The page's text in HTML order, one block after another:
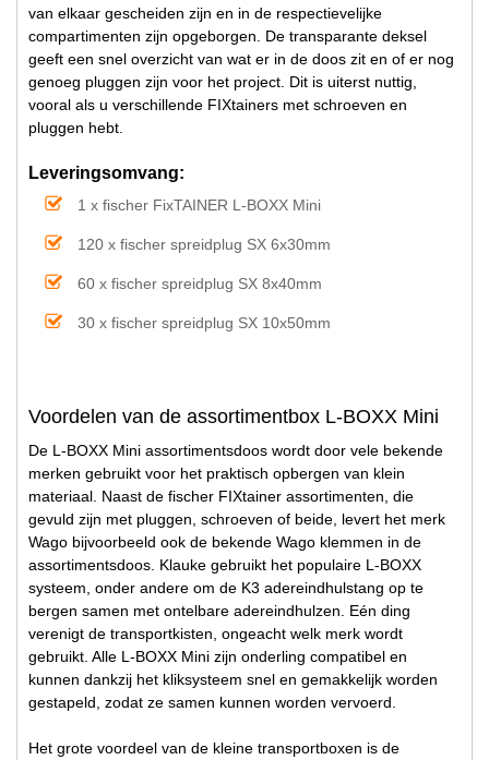
van elkaar gescheiden zijn en in de respectievelijke
compartimenten zijn opgeborgen. De transparante deksel
geeft een snel overzicht van wat er in de doos zit en of er nog
genoeg pluggen zijn voor het project. Dit is uiterst nuttig,
vooral als u verschillende FIXtainers met schroeven en
pluggen hebt.
Leveringsomvang:
1 x fischer FixTAINER L-BOXX Mini
120 x fischer spreidplug SX 6x30mm
60 x fischer spreidplug SX 8x40mm
30 x fischer spreidplug SX 10x50mm
Voordelen van de assortimentbox L-BOXX Mini
De L-BOXX Mini assortimentsdoos wordt door vele bekende
merken gebruikt voor het praktisch opbergen van klein
materiaal. Naast de fischer FIXtainer assortimenten, die
gevuld zijn met pluggen, schroeven of beide, levert het merk
Wago bijvoorbeeld ook de bekende Wago klemmen in de
assortimentsdoos. Klauke gebruikt het populaire L-BOXX
systeem, onder andere om de K3 adereindhulstang op te
bergen samen met ontelbare adereindhulzen. Eén ding
verenigt de transportkisten, ongeacht welk merk wordt
gebruikt. Alle L-BOXX Mini zijn onderling compatibel en
kunnen dankzij het kliksysteem snel en gemakkelijk worden
gestapeld, zodat ze samen kunnen worden vervoerd.
Het grote voordeel van de kleine transportboxen is de